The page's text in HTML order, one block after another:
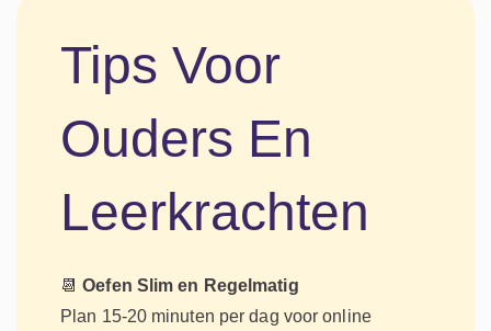
Tips Voor
Ouders En
Leerkrachten
📆Oefen Slim en Regelmatig
Plan 15-20 minuten per dag voor online